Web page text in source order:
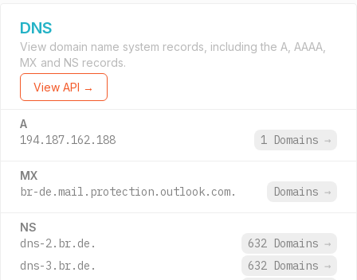
DNS
View domain name system records, including the A, AAAA,
MX and NS records.
View API →
A
194.187.162.188 1 Domains →
MX
br-de.mail.protection.outlook.com. Domains →
NS
dns-2.br.de. 632 Domains →
dns-3.br.de.
632 Domains →